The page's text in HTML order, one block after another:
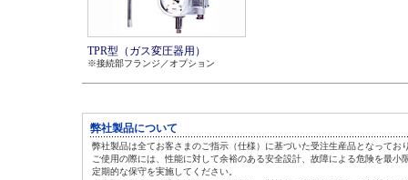
TPR型（ガス変圧器用）
※接続部フランジ／オプション
弊社製品について
弊社製品は全てお客さまのご指示（仕様）に基づいた受注生産品となってお
ご使用の際には、性能に対して余裕のある安全設計、故障による危険を最小
定期的な保守を実施してください。